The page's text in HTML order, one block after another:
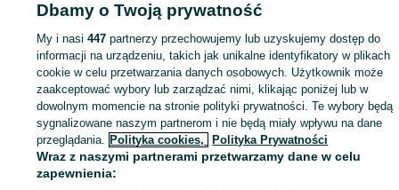
Zaloguj się lub załóż konto na OLX, aby skontaktować się z
sprzedającym
Zaloguj się / Załóż konto
Wyślij wiadomość
Dbamy o Twoją prywatność
My i nasi447 partnerzy przechowujemy lub uzyskujemy dostęp do
informacji na urządzeniu, takich jak unikalne identyfikatory w plikach
cookie w celu przetwarzania danych osobowych. Użytkownik może
zaakceptować wybory lub zarządzać nimi, klikając poniżej lub w
dowolnym momencie na stronie polityki prywatności. Te wybory będą
sygnalizowane naszym partnerom i nie będą miały wpływu na dane
przeglądania. Polityka cookies, Polityka Prywatności
Wraz z naszymi partnerami przetwarzamy dane w celu
zapewnienia: